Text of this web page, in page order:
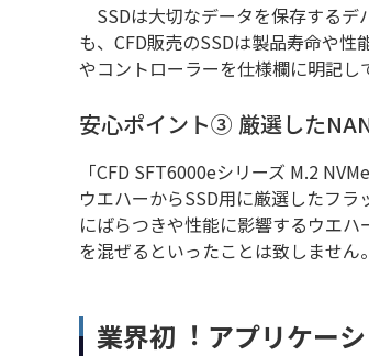
SSDは大切なデータを保存するデ
も、CFD販売のSSDは製品寿命や
やコントローラーを仕様欄に明記し
安心ポイント③ 厳選した
「CFD SFT6000eシリーズ M.2
ウエハーからSSD用に厳選したフ
にばらつきや性能に影響するウエ
を混ぜるといったことは致しません。
業界初︕ アプリケー